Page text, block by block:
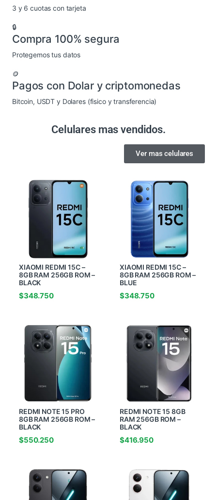
3 y 6 cuotas con tarjeta
🔒
Compra 100% segura
Protegemos tus datos
🪙
Pagos con Dolar y criptomonedas
Bitcoin, USDT y Dolares (fisico y transferencia)
Celulares mas vendidos.
Ver mas celulares
XIAOMI REDMI 15C –
8GB RAM 256GB ROM –
BLACK
$348.750
XIAOMI REDMI 15C –
8GB RAM 256GB ROM –
BLUE
$348.750
REDMI NOTE 15 PRO
8GB RAM 256GB ROM –
BLACK
$550.250
REDMI NOTE 15 8GB
RAM 256GB ROM –
BLACK
$416.950